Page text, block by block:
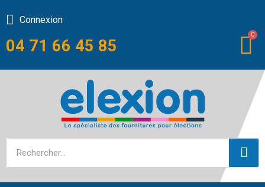
04 71 66 45 85
Connexion